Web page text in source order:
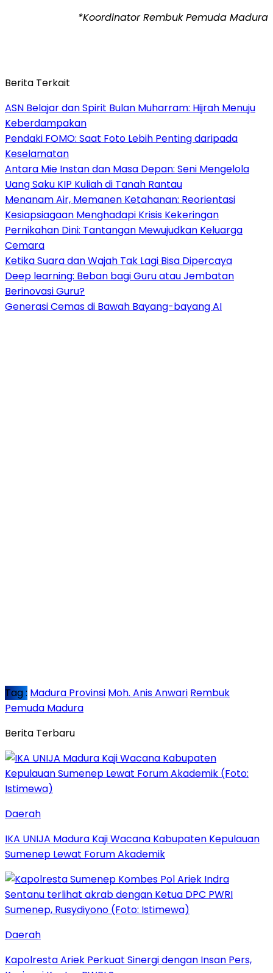
*Koordinator Rembuk Pemuda Madura
Berita Terkait
ASN Belajar dan Spirit Bulan Muharram: Hijrah Menuju
Keberdampakan
Pendaki FOMO: Saat Foto Lebih Penting daripada
Keselamatan
Antara Mie Instan dan Masa Depan: Seni Mengelola
Uang Saku KIP Kuliah di Tanah Rantau
Menanam Air, Memanen Ketahanan: Reorientasi
Kesiapsiagaan Menghadapi Krisis Kekeringan
Pernikahan Dini: Tantangan Mewujudkan Keluarga
Cemara
Ketika Suara dan Wajah Tak Lagi Bisa Dipercaya
Deep learning: Beban bagi Guru atau Jembatan
Berinovasi Guru?
Generasi Cemas di Bawah Bayang-bayang AI
Tag : Madura Provinsi Moh. Anis Anwari Rembuk
Pemuda Madura
Berita Terbaru
Daerah
IKA UNIJA Madura Kaji Wacana Kabupaten Kepulauan
Sumenep Lewat Forum Akademik
Daerah
Kapolresta Ariek Perkuat Sinergi dengan Insan Pers,